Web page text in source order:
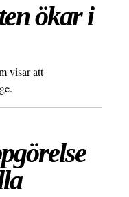
ökar i
visar att